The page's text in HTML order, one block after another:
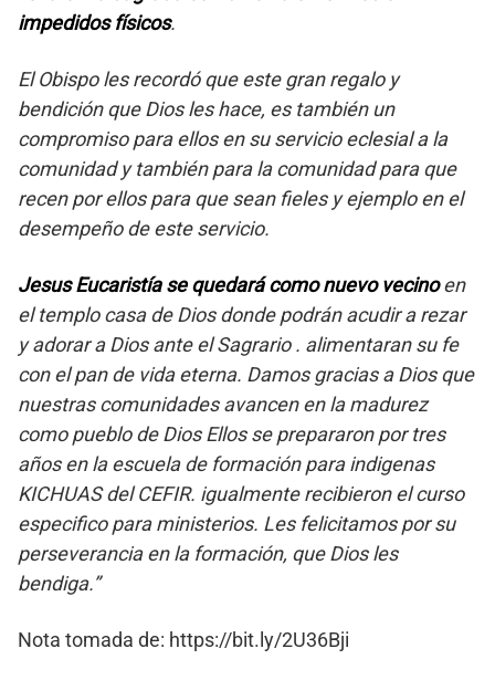
impedidos físicos.
El Obispo les recordó que este gran regalo y
bendición que Dios les hace, es también un
compromiso para ellos en su servicio eclesial a la
comunidad y también para la comunidad para que
recen por ellos para que sean fieles y ejemplo en el
desempeño de este servicio.
Jesus Eucaristía se quedará como nuevo vecinoen
el templo casa de Dios donde podrán acudir a rezar
y adorar a Dios ante el Sagrario . alimentaran su fe
con el pan de vida eterna. Damos gracias a Dios que
nuestras comunidades avancen en la madurez
como pueblo de Dios Ellos se prepararon por tres
años en la escuela de formación para indigenas
KICHUAS del CEFIR. igualmente recibieron el curso
especifico para ministerios. Les felicitamos por su
perseverancia en la formación, que Dios les
bendiga.”
Nota tomada de: https://bit.ly/2U36Bji